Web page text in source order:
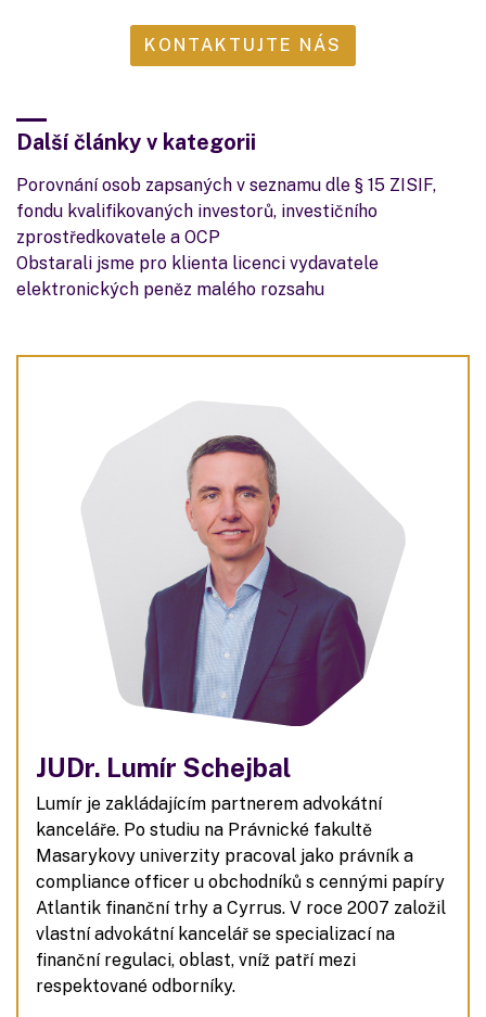
KONTAKTUJTE NÁS
Další články v kategorii
Porovnání osob zapsaných v seznamu dle § 15 ZISIF,
fondu kvalifikovaných investorů, investičního
zprostředkovatele a OCP
Obstarali jsme pro klienta licenci vydavatele
elektronických peněz malého rozsahu
JUDr. Lumír Schejbal
Lumír je zakládajícím partnerem advokátní
kanceláře. Po studiu na Právnické fakultě
Masarykovy univerzity pracoval jako právník a
compliance officer u obchodníků s cennými papíry
Atlantik finanční trhy a Cyrrus. V roce 2007 založil
vlastní advokátní kancelář se specializací na
finanční regulaci, oblast, vníž patří mezi
respektované odborníky.